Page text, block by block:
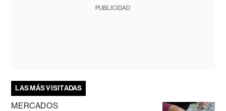
PUBLICIDAD
LAS MÁS VISITADAS
MERCADOS